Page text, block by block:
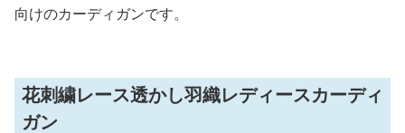
向けのカーディガンです。
花刺繍レース透かし羽織レディースカーディ
ガン